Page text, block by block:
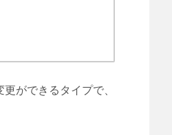
ができるタイプで、